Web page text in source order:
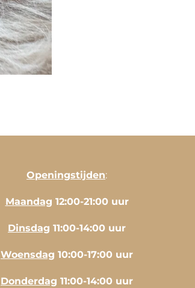
Openingstijden:
Maandag 12:00-21:00 uur
Dinsdag 11:00-14:00 uur
Woensdag 10:00-17:00 uur
Donderdag 11:00-14:00 uur